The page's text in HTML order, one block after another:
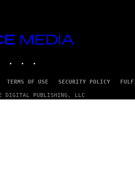
TERMS OF USE SECURITY POLICY
DIGITAL PUBLISHING, LLC